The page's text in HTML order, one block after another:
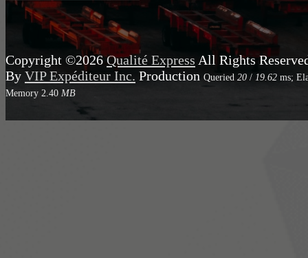
Copyright ©2026Qualité Express All Rights
By VIP Expéditeur Inc. Production Queried 20 / 19.62 ms;
Memory 2.40 MB